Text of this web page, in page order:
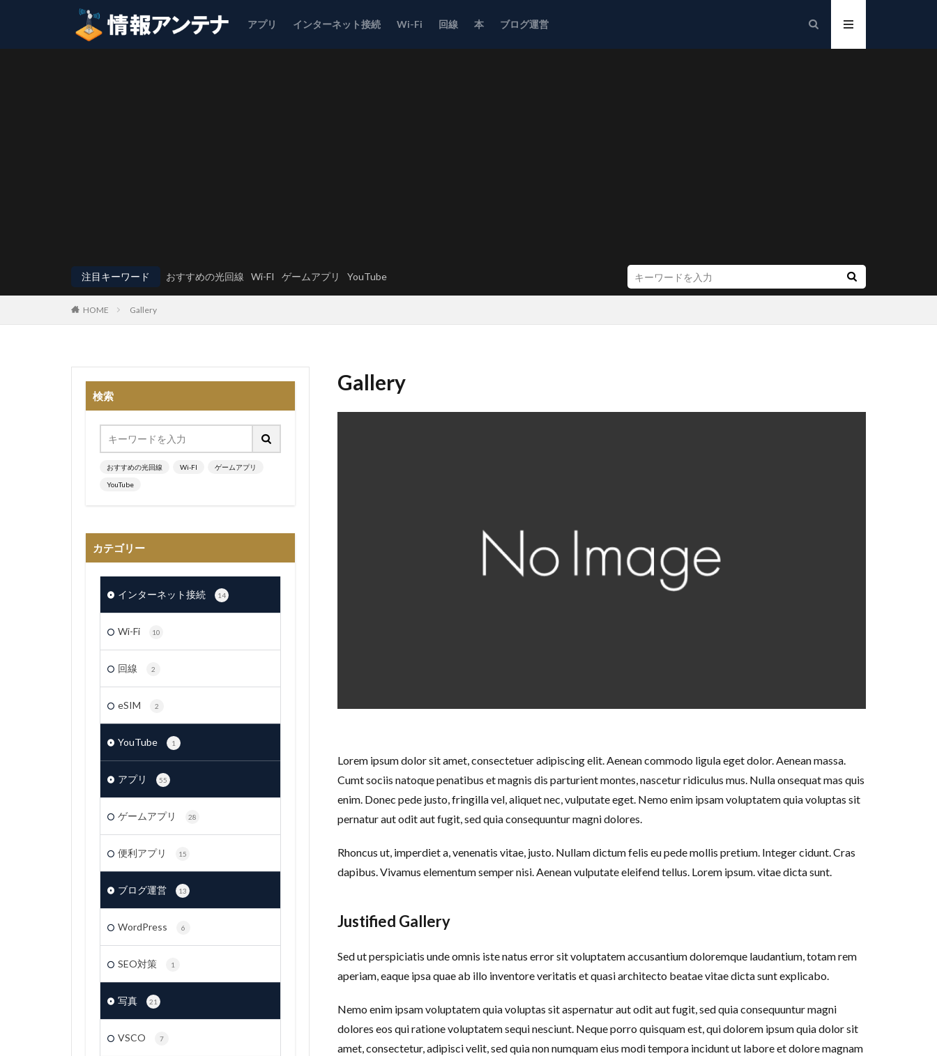
アプリ インターネット接続 Wi-Fi 回線 本 ブログ運営
注目キーワード おすすめの光回線 Wi-FI ゲームアプリ YouTube
HOME Gallery
Gallery
Lorem ipsum dolor sit amet, consectetuer adipiscing elit. Aenean commodo ligula eget dolor. Aenean massa.
Cumt sociis natoque penatibus et magnis dis parturient montes, nascetur ridiculus mus. Nulla onsequat mas quis
enim. Donec pede justo, fringilla vel, aliquet nec, vulputate eget. Nemo enim ipsam voluptatem quia voluptas sit
pernatur aut odit aut fugit, sed quia consequuntur magni dolores.
Rhoncus ut, imperdiet a, venenatis vitae, justo. Nullam dictum felis eu pede mollis pretium. Integer cidunt. Cras
dapibus. Vivamus elementum semper nisi. Aenean vulputate eleifend tellus. Lorem ipsum. vitae dicta sunt.
Justified Gallery
Sed ut perspiciatis unde omnis iste natus error sit voluptatem accusantium doloremque laudantium, totam rem
aperiam, eaque ipsa quae ab illo inventore veritatis et quasi architecto beatae vitae dicta sunt explicabo.
Nemo enim ipsam voluptatem quia voluptas sit aspernatur aut odit aut fugit, sed quia consequuntur magni
dolores eos qui ratione voluptatem sequi nesciunt. Neque porro quisquam est, qui dolorem ipsum quia dolor sit
amet, consectetur, adipisci velit, sed quia non numquam eius modi tempora incidunt ut labore et dolore magnam
検索
おすすめの光回線 Wi-FI ゲームアプリ
YouTube
カテゴリー
インターネット接続 14
Wi-Fi 10
回線 2
eSIM 2
YouTube 1
アプリ 55
ゲームアプリ 28
便利アプリ 15
ブログ運営 13
WordPress 6
SEO対策 1
写真 21
VSCO 7